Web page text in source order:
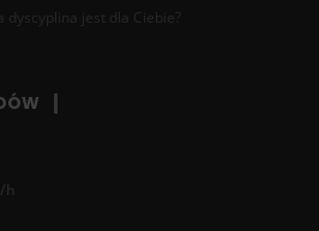
jest dla Ciebie?
h